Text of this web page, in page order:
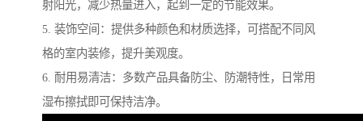
射阳光，减少热量进入，起到一定的节能效果。
5. 装饰空间：提供多种颜色和材质选择，可搭配不同风
格的室内装修，提升美观度。
6. 耐用易清洁：多数产品具备防尘、防潮特性，日常用
湿布擦拭即可保持洁净。